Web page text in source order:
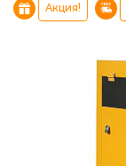
Акция!